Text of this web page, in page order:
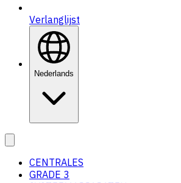
Verlanglijst
Nederlands
CENTRALES
GRADE 3